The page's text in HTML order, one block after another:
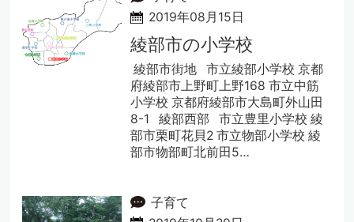
2019年08月15日
綾部市の小学校
綾部市街地 市立綾部小学校 京都
府綾部市上野町上野168 市立中筋
小学校 京都府綾部市大島町外山田
8-1 綾部西部 市立豊里小学校 綾
部市栗町花貝2 市立物部小学校 綾
部市物部町北前田5…
子育て